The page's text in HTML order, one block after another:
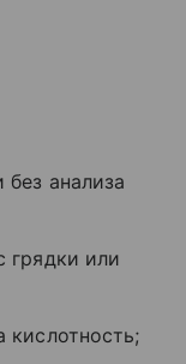
анализа
грядки или
кислотность;